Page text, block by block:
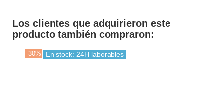
Los clientes que adquirieron este
producto también compraron:
-30% En stock: 24H laborables